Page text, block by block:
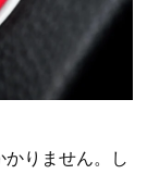
りません。し